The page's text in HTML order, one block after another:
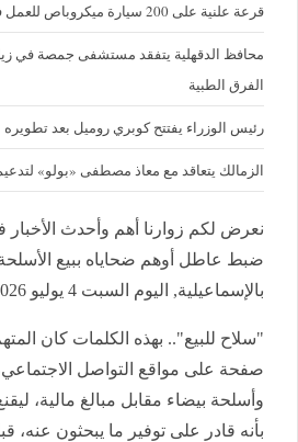
قرعة علنية على 200 سيارة ميكروباص للعمل في 6 أكتوبر اليوم
محافظ الدقهلية يتفقد مستشفى جمصة في
الفرق الطبية
رئيس الوزراء يفتتح كوبري روميل بعد تطويره
الزمالك يتعاقد مع معاذ مصطفى «بولو»
نعرض لكم زوارنا أهم وأحدث الأخبار
ضبط عاطل أوهم ضحاياه ببيع الأسلحة
بالإسماعيلية, اليوم السبت 4 يوليو 2026 12:32 مساءً
"سلاح للبيع".. بهذه الكلمات كان
صفحة على مواقع التواصل
وأسلحة بيضاء مقابل مبالغ مالية،
بأنه قادر على توفير ما يبحثون عنه،